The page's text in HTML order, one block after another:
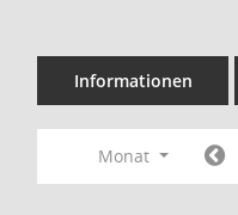
Informationen
Monat